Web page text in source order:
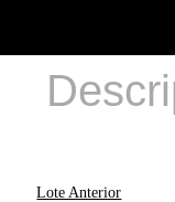
Lote Anterior